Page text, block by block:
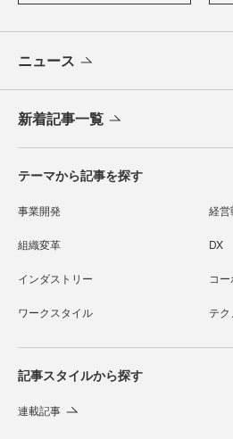
ニュース
新着記事一覧
テーマから記事を探す
事業開発 経営
組織変革 DX
インダストリー コ
ワークスタイル テ
記事スタイルから探す
連載記事